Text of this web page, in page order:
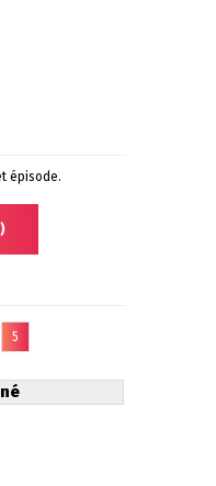
épisode.
5